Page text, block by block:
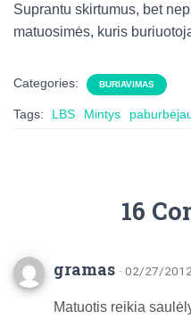
Suprantu skirtumus, bet
matuosimės, kuris
Categories: BURIAVIMAS
Tags: LBS Mintys
16
gramas · 02/27/
Matuotis reikia